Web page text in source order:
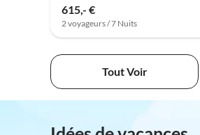
615,- €
2 voyageurs / 7 Nuits
Tout Voir